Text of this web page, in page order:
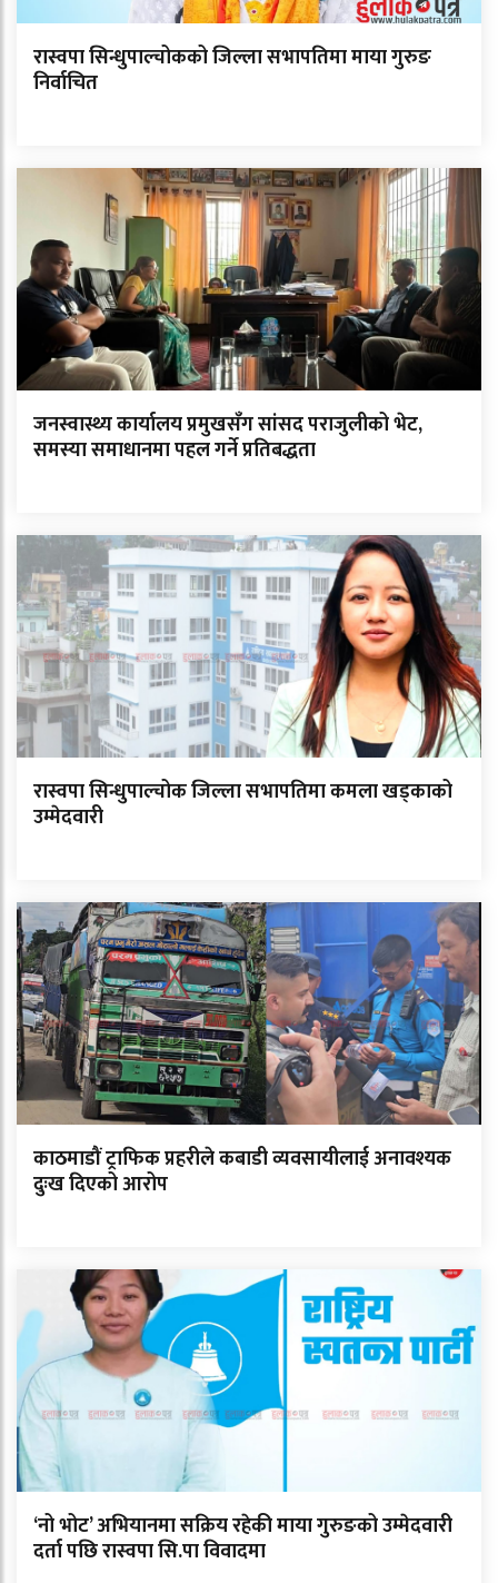
रास्वपा सिन्धुपाल्चोकको जिल्ला सभापतिमा माया गुरुङ
निर्वाचित
जनस्वास्थ्य कार्यालय प्रमुखसँग सांसद पराजुलीको भेट,
समस्या समाधानमा पहल गर्ने प्रतिबद्धता
रास्वपा सिन्धुपाल्चोक जिल्ला सभापतिमा कमला खड्काको
उम्मेदवारी
काठमाडौं ट्राफिक प्रहरीले कबाडी व्यवसायीलाई अनावश्यक
दुःख दिएको आरोप
‘नो भोट’ अभियानमा सक्रिय रहेकी माया गुरुङको उम्मेदवारी
दर्ता पछि रास्वपा सि.पा विवादमा